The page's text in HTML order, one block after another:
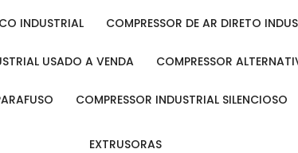
INDUSTRIAL COMPRESSOR DE AR DIRETO
USADO A VENDA COMPRESSOR
COMPRESSOR INDUSTRIAL SILENCIOSO
EXTRUSORAS